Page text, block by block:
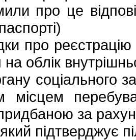
про це
про
на облік
соціального
місцем
за
підтверджує